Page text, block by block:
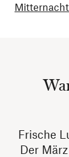
Frische
Der